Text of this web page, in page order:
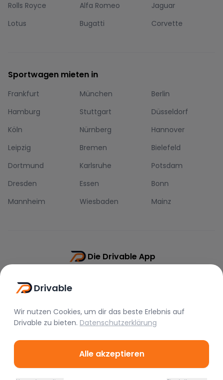
Rolls Royce
Alfa Romeo
Jaguar
Lotus
Bugatti Corvette
Sportwagen mieten in
Frankfurt München
Berlin
Hamburg
Stuttgart
Düsseldorf
Köln
Nürnberg
Hannover
Leipzig
Bremen
Bielefeld
Dortmund
Karlsruhe
Potsdam
Dresden
Essen
Bonn
Mannheim
Wiesbaden Mainz
Die Drivable App
©2026Drivable.Alle Rechte vorbehalten.
Drivable
Wir nutzen Cookies, um dir das beste Erlebnis auf
Drivable zu bieten. Datenschutzerklärung
Alle akzeptieren